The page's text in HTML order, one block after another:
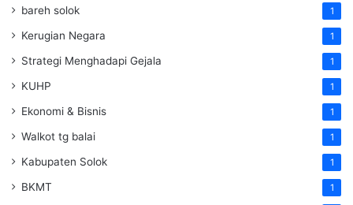
bareh solok 1
Kerugian Negara 1
Strategi Menghadapi Gejala 1
KUHP 1
Ekonomi & Bisnis 1
Walkot tg balai 1
Kabupaten Solok 1
BKMT 1